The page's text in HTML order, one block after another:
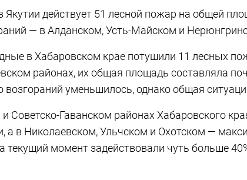
Якутии действует 51 лесной пожар на общей
— в Алданском, Усть-Майском и
в Хабаровском крае потушили 11 лесных
районах, их общая площадь составляла
возгораний уменьшилось, однако общая
Советско-Гаванском районах Хабаровского
а в Николаевском, Ульчском и Охотском —
текущий момент задействовали чуть больше